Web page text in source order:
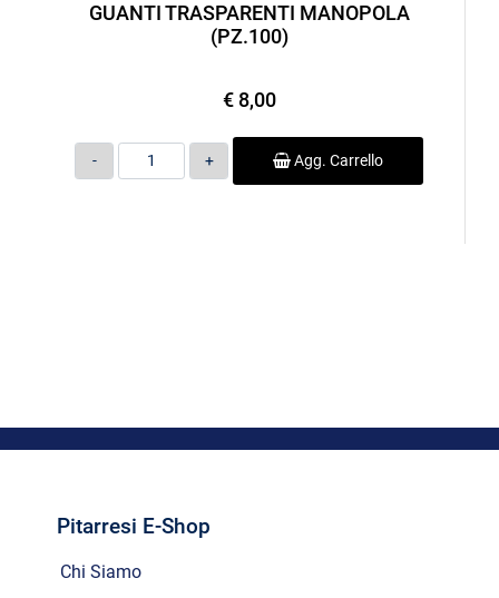
GUANTI TRASPARENTI MANOPOLA
(PZ.100)
€ 8,00
Quantità
Agg. Carrello
Pitarresi E-Shop
Chi Siamo